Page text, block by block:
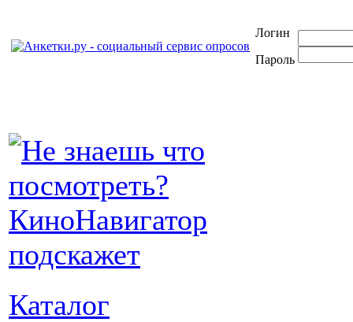
Логин
Пароль
Каталог